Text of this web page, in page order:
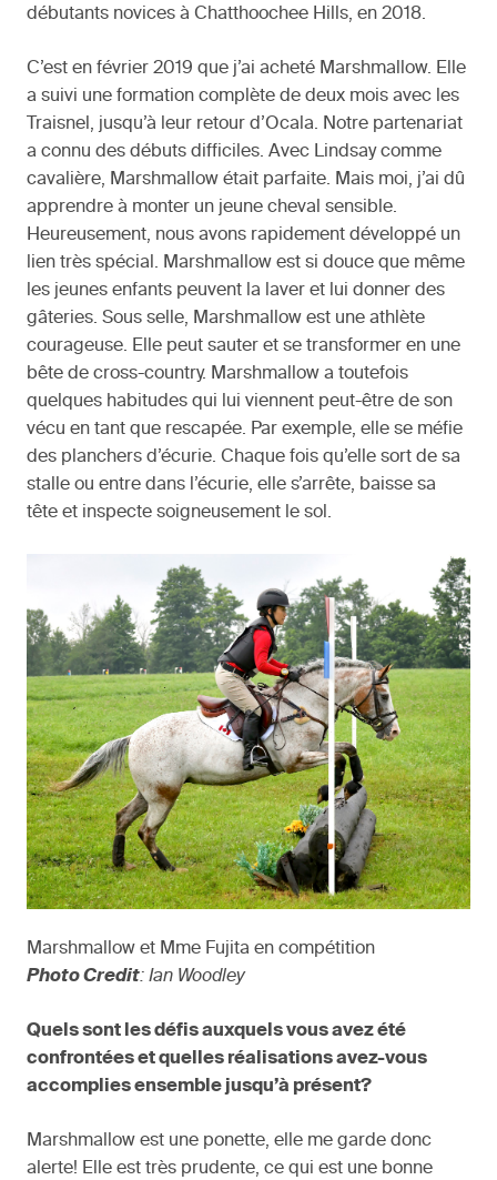
débutants novices à Chatthoochee Hills, en 2018.
C’est en février 2019 que j’ai acheté Marshmallow. Elle
a suivi une formation complète de deux mois avec les
Traisnel, jusqu’à leur retour d’Ocala. Notre partenariat
a connu des débuts difficiles. Avec Lindsay comme
cavalière, Marshmallow était parfaite. Mais moi, j’ai dû
apprendre à monter un jeune cheval sensible.
Heureusement, nous avons rapidement développé un
lien très spécial. Marshmallow est si douce que même
les jeunes enfants peuvent la laver et lui donner des
gâteries. Sous selle, Marshmallow est une athlète
courageuse. Elle peut sauter et se transformer en une
bête de cross-country. Marshmallow a toutefois
quelques habitudes qui lui viennent peut-être de son
vécu en tant que rescapée. Par exemple, elle se méfie
des planchers d’écurie. Chaque fois qu’elle sort de sa
stalle ou entre dans l’écurie, elle s’arrête, baisse sa
tête et inspecte soigneusement le sol.
Marshmallow et Mme Fujita en compétition
Photo Credit: Ian Woodley
Quels sont les défis auxquels vous avez été
confrontées et quelles réalisations avez-vous
accomplies ensemble jusqu’à présent?
Marshmallow est une ponette, elle me garde donc
alerte! Elle est très prudente, ce qui est une bonne